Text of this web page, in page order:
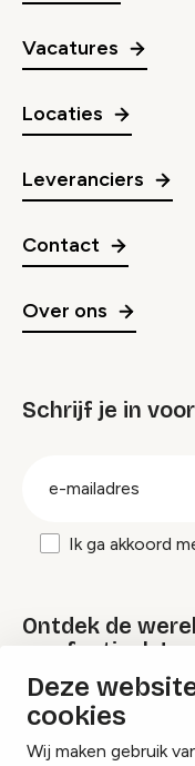
Deze
cookies
Wij maken gebruik
Vacatures
Locaties
Leveranciers
Contact
Over ons
Schrijf je in
Ik ga akkoord
Ontdek de
van festivals!
Lees